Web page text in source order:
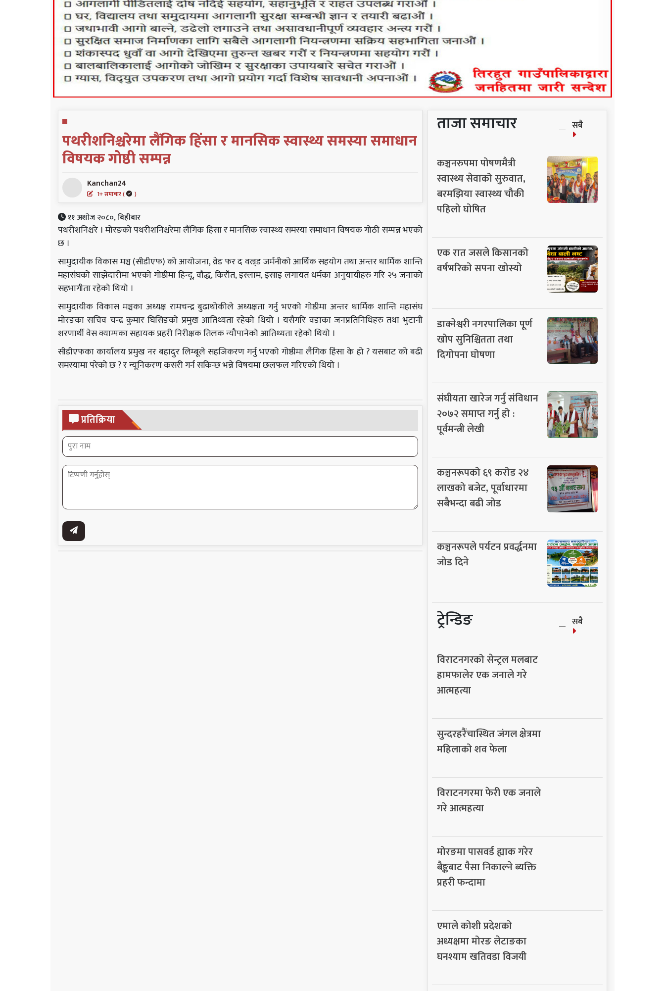
पथरीशनिश्चरेमा लैंगिक हिंसा र मानसिक स्वास्थ्य समस्या समाधान
विषयक गोष्ठी सम्पन्न
Kanchan24
1+ समाचार ( )
११ अशोज २०८०, बिहीबार
पथरीशनिश्चरे । मोरङको पथरीशनिश्चरेमा लैंगिक हिंसा र मानसिक स्वास्थ्य समस्या समाधान विषयक गोठी सम्पन्न भएको
छ ।
सामुदायीक विकास मञ्च (सीडीएफ) को आयोजना, व्रेड फर द वल्र्ड जर्मनीको आर्थिक सहयोग तथा अन्तर धार्मिक शान्ति
महासंघको साझेदारीमा भएको गोष्ठीमा हिन्दू, वौद्ध, किराँत, इस्लाम, इसाइ लगायत धर्मका अनुयायीहरु गरि २५ जनाको
सहभागीता रहेको थियो ।
सामुदायीक विकास मञ्चका अध्यक्ष रामचन्द्र बुढाथोकीले अध्यक्षता गर्नु भएको गोष्ठीमा अन्तर धार्मिक शान्ति महासंघ
मोरङका सचिव चन्द्र कुमार घिसिङको प्रमुख आतिथ्यता रहेको थियो । यसैगरि वडाका जनप्रतिनिधिहरु तथा भुटानी
शरणार्थी वेस क्याम्पका सहायक प्रहरी निरीक्षक तिलक न्यौपानेको आतिथ्यता रहेको थियो ।
सीडीएफका कार्यालय प्रमुख नर बहादुर लिम्बूले सहजिकरण गर्नु भएको गोष्ठीमा लैंगिक हिंसा के हो ? यसबाट को बढी
समस्यामा परेको छ ? र न्यूनिकरण कसरी गर्न सकिन्छ भन्ने विषयमा छलफल गरिएको थियो ।
प्रतिक्रिया
ताजा समाचार सबै
कञ्चनरुपमा पोषणमैत्री
स्वास्थ्य सेवाको सुरुवात,
बरमझिया स्वास्थ्य चौकी
पहिलो घोषित
एक रात जसले किसानको
वर्षभरिको सपना खोस्यो
डाक्नेश्वरी नगरपालिका पूर्ण
खोप सुनिश्चितता तथा
दिगोपना घोषणा
संघीयता खारेज गर्नु संविधान
२०७२ समाप्त गर्नु हो :
पूर्वमन्त्री लेखी
कञ्चनरूपको ६९ करोड २४
लाखको बजेट, पूर्वाधारमा
सबैभन्दा बढी जोड
कञ्चनरूपले पर्यटन प्रवर्द्धनमा
जोड दिने
ट्रेन्डिङ सबै
विराटनगरको सेन्ट्रल मलबाट
हामफालेर एक जनाले गरे
आत्महत्या
सुन्दरहरैंचास्थित जंगल क्षेत्रमा
महिलाको शव फेला
विराटनगरमा फेरी एक जनाले
गरे आत्महत्या
मोरङमा पासवर्ड ह्याक गरेर
बैङ्कबाट पैसा निकाल्ने ब्यक्ति
प्रहरी फन्दामा
एमाले कोशी प्रदेशको
अध्यक्षमा मोरङ लेटाङका
घनश्याम खतिवडा विजयी